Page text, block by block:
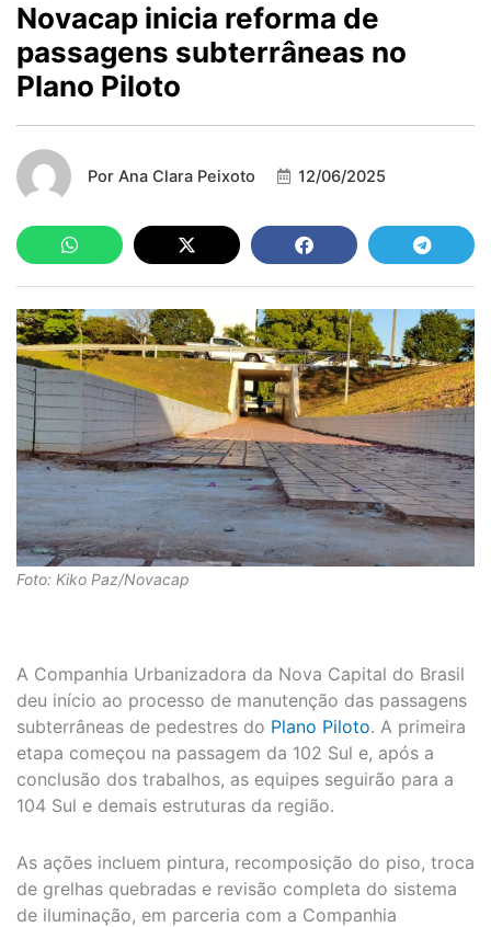
Novacap inicia reforma de
passagens subterrâneas no
Plano Piloto
Por Ana Clara Peixoto 12/06/2025
Foto: Kiko Paz/Novacap
A Companhia Urbanizadora da Nova Capital do Brasil
deu início ao processo de manutenção das passagens
subterrâneas de pedestres do Plano Piloto. A primeira
etapa começou na passagem da 102 Sul e, após a
conclusão dos trabalhos, as equipes seguirão para a
104 Sul e demais estruturas da região.
As ações incluem pintura, recomposição do piso, troca
de grelhas quebradas e revisão completa do sistema
de iluminação, em parceria com a Companhia